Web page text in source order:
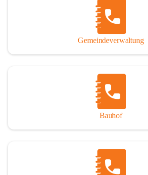
Gemeindeverwaltung
Bauhof